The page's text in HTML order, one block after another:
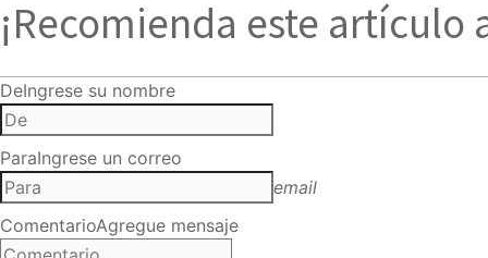
¡Recomienda este artículo
DeIngrese su nombre
ParaIngrese un correo
email
ComentarioAgregue mensaje